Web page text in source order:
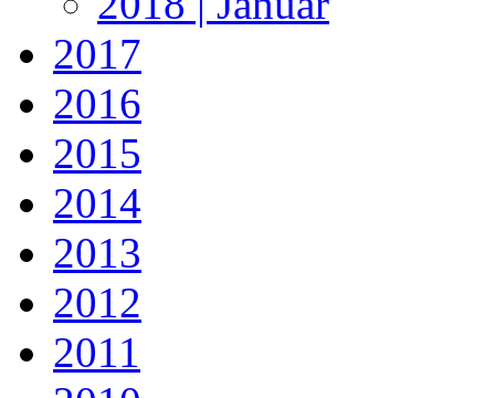
2017
2016
2015
2014
2013
2012
2011